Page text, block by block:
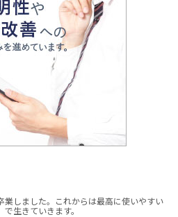
業しました。これからは最高に使いやすい
で生きていきます。